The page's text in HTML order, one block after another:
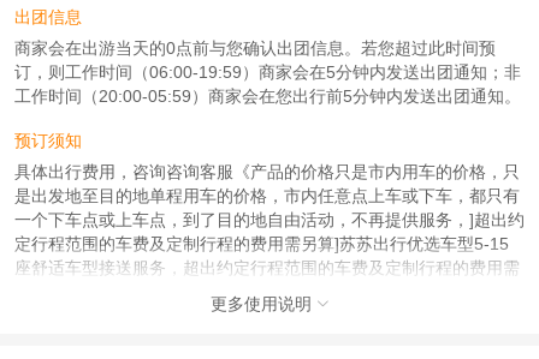
出团信息
商家会在出游当天的0点前与您确认出团信息。若您超过此时间预
订，则工作时间（06:00-19:59）商家会在5分钟内发送出团通知；非
工作时间（20:00-05:59）商家会在您出行前5分钟内发送出团通知。
预订须知
具体出行费用，咨询咨询客服《产品的价格只是市内用车的价格，只
是出发地至目的地单程用车的价格，市内任意点上车或下车，都只有
一个下车点或上车点，到了目的地自由活动，不再提供服务，]超出约
定行程范围的车费及定制行程的费用需另算]苏苏出行优选车型5-15
座舒适车型接送服务，超出约定行程范围的车费及定制行程的费用需
另计，超过部分按公里收费：5座元/公里，7座商务8元/公里；9座商
务10元/公里,(为了您的出行安全考虑，我们强烈建议客人用车一天不
更多使用说明 